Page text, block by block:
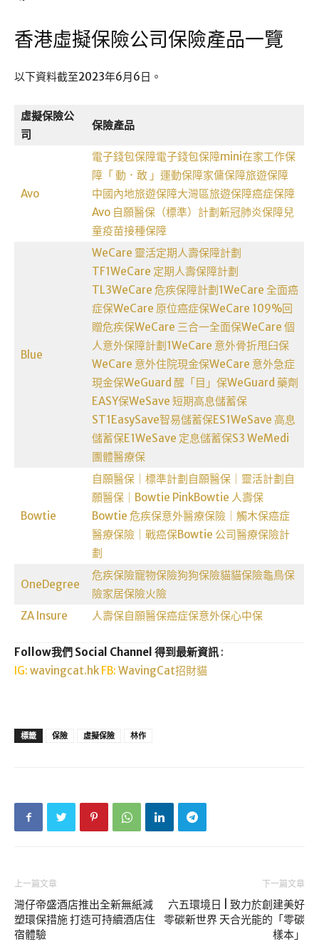
香港虛擬保險公司保險產品一覽
以下資料截至2023年6月6日。
虛擬保險公
司
保險產品
Avo
電子錢包保障電子錢包保障mini在家工作保
障 「 動．敢 」運動保障家傭保障旅遊保障
中國內地旅遊保障大灣區旅遊保障癌症保障
Avo ⾃願醫保（標準）計劃 新冠肺炎保障兒
童疫苗接種保障
Blue
WeCare 靈活定期人壽保障計劃
TF1WeCare 定期人壽保障計劃
TL3WeCare 危疾保障計劃1WeCare 全面癌
症保WeCare 原位癌症保WeCare 109%回
贈危疾保WeCare 三合一全面保WeCare 個
人意外保障計劃1WeCare 意外骨折甩臼保
WeCare 意外住院現金保WeCare 意外急症
現金保WeGuard 醒「目」保WeGuard 藥劑
EASY保WeSave 短期高息儲蓄保
ST1 EasySave智易儲蓄保ES1WeSave 高息
儲蓄保E1WeSave 定息儲蓄保S3 WeMedi
團體醫療保
Bowtie
自願醫保｜標準計劃 自願醫保｜靈活計劃 自
願醫保｜Bowtie PinkBowtie 人壽保
Bowtie 危疾保意外醫療保險｜觸木保癌症
醫療保險｜戰癌保Bowtie 公司醫療保險計
劃
OneDegree
危疾保險寵物保險狗狗保險貓貓保險龜鳥保
險家居保險火險
ZA Insure
人壽保自願醫保癌症保意外保心中保
Follow我們 Social Channel 得到最新資訊 :
IG: wavingcat.hk FB: WavingCat招財貓
標籤 保險 虛擬保險 林作
上一篇文章
灣仔帝盛酒店推出全新無紙減
塑環保措施 打造可持續酒店住
宿體驗
下一篇文章
六五環境日 | 致力於創建美好
零碳新世界 天合光能的「零碳
樣本」